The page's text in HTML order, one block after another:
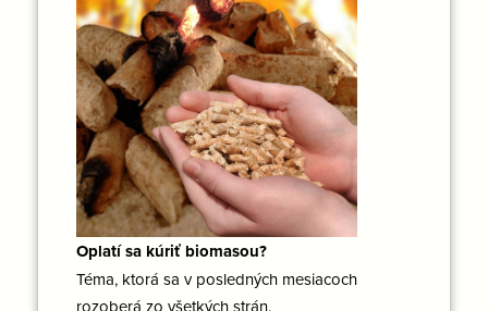
Oplatí sa kúriť biomasou?
Téma, ktorá sa v posledných mesiacoch
rozoberá zo všetkých strán.